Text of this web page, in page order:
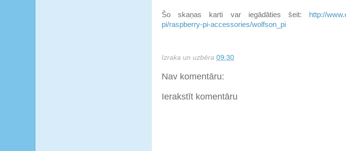
Šo skaņas karti var iegādāties šeit:
http://
pi/raspberry-pi-accessories/wolfson_pi
Izraka un uzbēra 09:30
Nav komentāru:
Ierakstīt komentāru